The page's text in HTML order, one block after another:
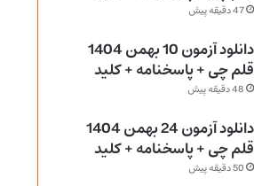
47 دقیقه پیش
دانلود آزمون 10 بهمن 1404
قلم چی + پاسخنامه + کلید
48 دقیقه پیش
دانلود آزمون 24 بهمن 1404
قلم چی + پاسخنامه + کلید
50 دقیقه پیش